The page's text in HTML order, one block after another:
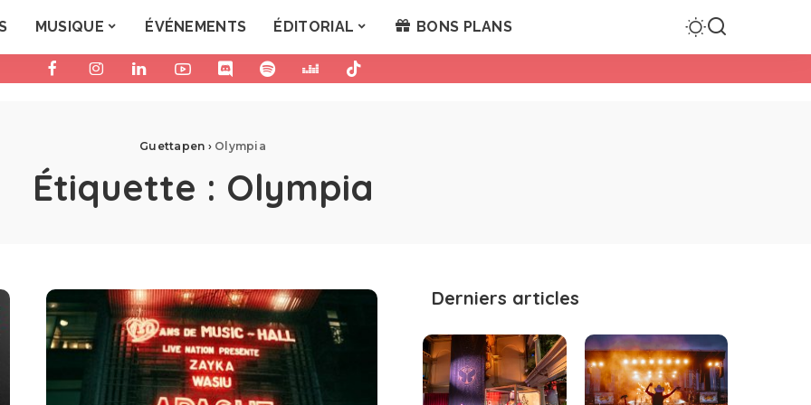
MUSIQUE ÉVÉNEMENTS ÉDITORIAL BONS PLANS
Guettapen › Olympia
Étiquette : Olympia
Derniers articles